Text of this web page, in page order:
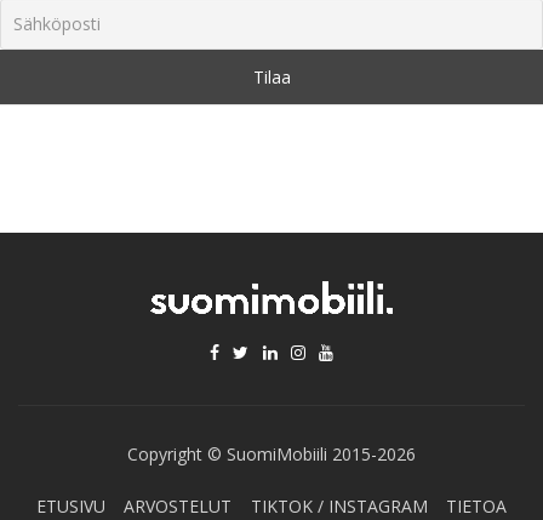
Copyright © SuomiMobiili 2015-2026
ETUSIVU ARVOSTELUT TIKTOK / INSTAGRAM TIETOA